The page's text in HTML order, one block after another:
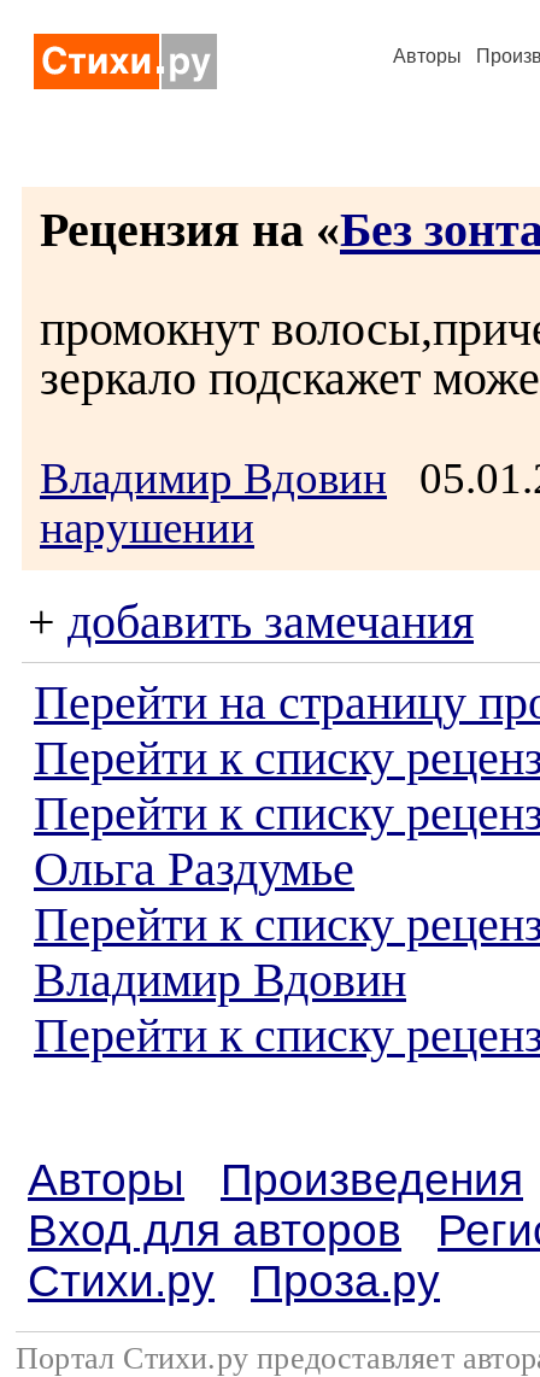
Авторы
Рецензия на «Без
промокнут
зеркало подскажет
Владимир Вдовин
нарушении
+ добавить замечания
Перейти на страницу
Перейти к списку
Перейти к списку
Ольга Раздумье
Перейти к списку
Владимир Вдовин
Перейти к списку
Авторы
Произведения
Вход для авторов
Стихи.ру
Проза.ру
Портал Стихи.ру предоставляет